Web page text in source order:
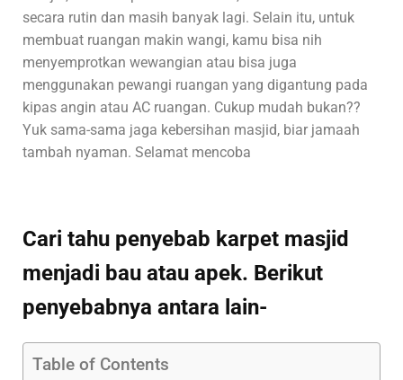
secara rutin dan masih banyak lagi. Selain itu, untuk
membuat ruangan makin wangi, kamu bisa nih
menyemprotkan wewangian atau bisa juga
menggunakan pewangi ruangan yang digantung pada
kipas angin atau AC ruangan. Cukup mudah bukan??
Yuk sama-sama jaga kebersihan masjid, biar jamaah
tambah nyaman. Selamat mencoba
Cari tahu penyebab karpet masjid
menjadi bau atau apek. Berikut
penyebabnya antara lain-
Table of Contents